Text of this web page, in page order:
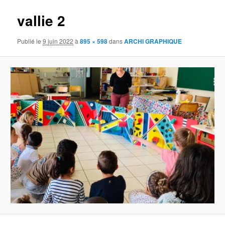
vallie 2
Publié le9 juin 2022 à895 × 598dansARCHI GRAPHIQUE